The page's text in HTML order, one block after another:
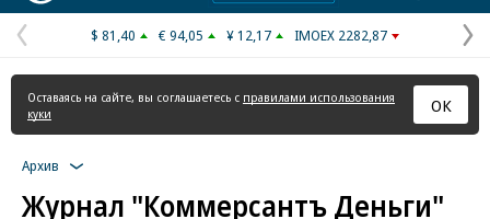
Предыдущая
страница
$ 81,40 € 94,05 ¥ 12,17 IMOEX 2282,87
Оставаясь на сайте, вы соглашаетесь с правилами использования
куки
ОК
Архив
Журнал "Коммерсантъ Деньги"